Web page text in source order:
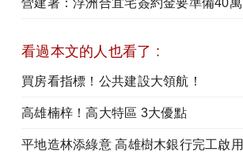
營建署：浮洲合宜宅簽約金要準備40萬
看過本文的人也看了 :
買房看指標！公共建設大領航！
高雄楠梓！高大特區 3大優點
平地造林添綠意 高雄樹木銀行完工啟用